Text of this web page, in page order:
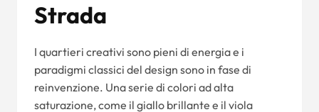
Strada
I quartieri creativi sono pieni di energia e i
paradigmi classici del design sono in fase di
reinvenzione. Una serie di colori ad alta
saturazione, come il giallo brillante e il viola